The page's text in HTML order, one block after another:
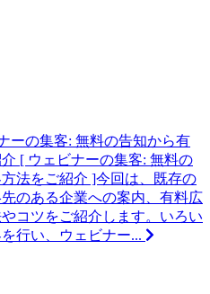
ーの集客: 無料の告知から有
[ ウェビナーの集客: 無料の
法をご紹介 ]今回は、既存の
のある企業への案内、有料広
コツをご紹介します。いろい
行い、ウェビナー...